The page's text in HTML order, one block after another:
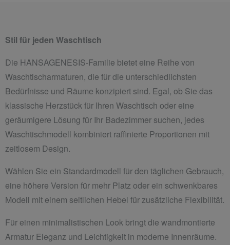
Stil für jeden Waschtisch
Die HANSAGENESIS-Familie bietet eine Reihe von
Waschtischarmaturen, die für die unterschiedlichsten
Bedürfnisse und Räume konzipiert sind. Egal, ob Sie das
klassische Herzstück für Ihren Waschtisch oder eine
geräumigere Lösung für Ihr Badezimmer suchen, jedes
Waschtischmodell kombiniert raffinierte Proportionen mit
zeitlosem Design.
Wählen Sie ein Standardmodell für den täglichen Gebrauch,
eine höhere Version für mehr Platz oder ein schwenkbares
Modell mit einem seitlichen Hebel für zusätzliche Flexibilität.
Für einen minimalistischen Look bringt die wandmontierte
Armatur Eleganz und Leichtigkeit in moderne Innenräume.